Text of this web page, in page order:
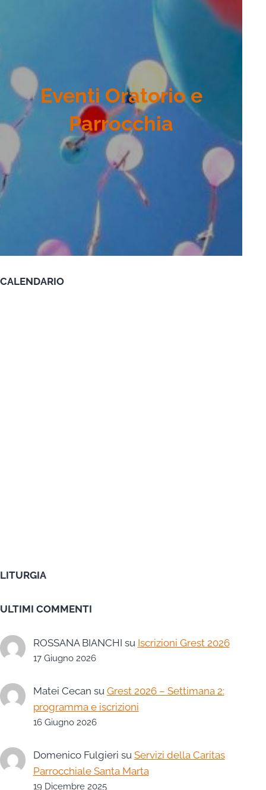
Eventi Oratorio e
Parrocchia
CALENDARIO
LITURGIA
ULTIMI COMMENTI
ROSSANA BIANCHI su Iscrizioni Grest 2026
17 Giugno 2026
Matei Cecan su Grest 2026 – Settimana 2:
programma e iscrizioni
16 Giugno 2026
Domenico Fulgieri su Servizi della Caritas
Parrocchiale Santa Marta
19 Dicembre 2025